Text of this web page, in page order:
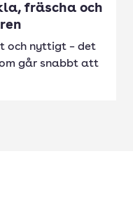
fräscha och
och nyttigt – det
går snabbt att